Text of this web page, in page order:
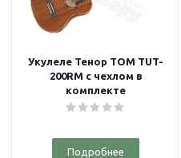
Укулеле Тенор TOM TUT-
200RM с чехлом в
комплекте
Подробнее